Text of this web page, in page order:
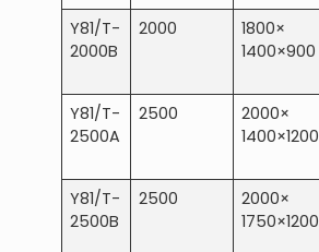
Y81/T-
2000B
2000
1800×
1400×900
Y81/T-
2500A
2500
2000×
1400×1200
Y81/T-
2500B
2500
2000×
1750×1200